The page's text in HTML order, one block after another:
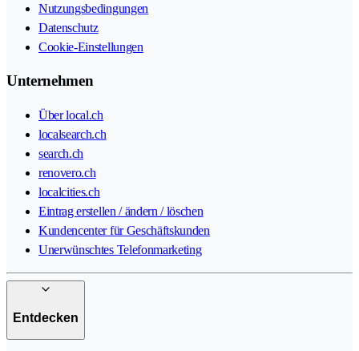
Nutzungsbedingungen
Datenschutz
Cookie-Einstellungen
Unternehmen
Über local.ch
localsearch.ch
search.ch
renovero.ch
localcities.ch
Eintrag erstellen / ändern / löschen
Kundencenter für Geschäftskunden
Unerwünschtes Telefonmarketing
Entdecken